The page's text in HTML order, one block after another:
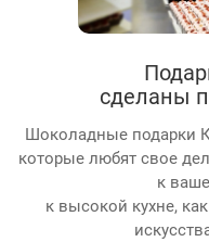
сделаны
Шоколадные подарки
которые любят свое
к
к высокой кухне,